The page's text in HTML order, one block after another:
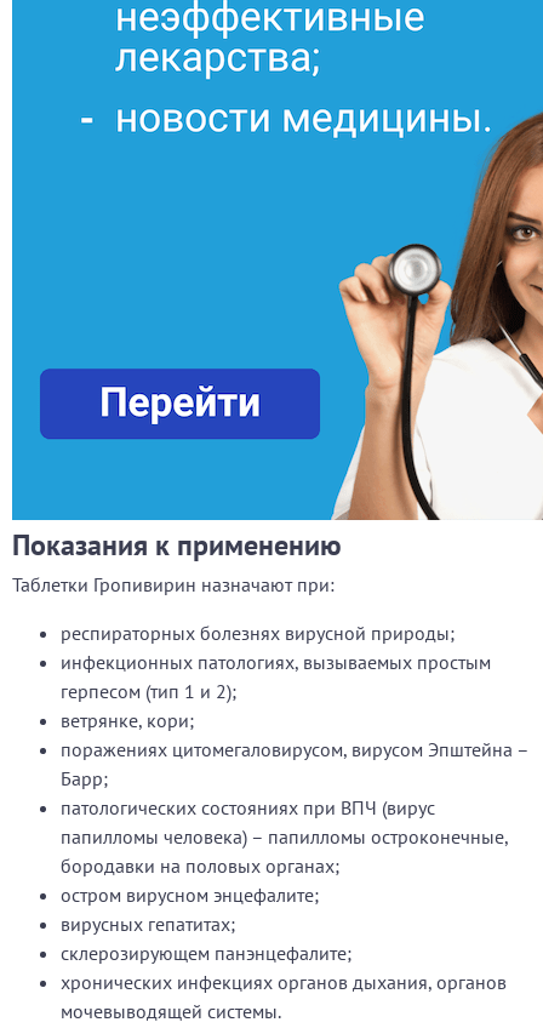
Показания к применению
Таблетки Гропивирин назначают при:
респираторных болезнях вирусной природы;
инфекционных патологиях, вызываемых простым
герпесом (тип 1 и 2);
ветрянке, кори;
поражениях цитомегаловирусом, вирусом Эпштейна –
Барр;
патологических состояниях при ВПЧ (вирус
папилломы человека) – папилломы остроконечные,
бородавки на половых органах;
остром вирусном энцефалите;
вирусных гепатитах;
склерозирующем панэнцефалите;
хронических инфекциях органов дыхания, органов
мочевыводящей системы.